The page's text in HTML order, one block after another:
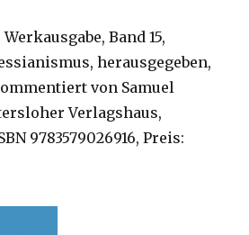
Band 15,
herausgegeben,
von Samuel
Verlagshaus,
9783579026916, Preis: